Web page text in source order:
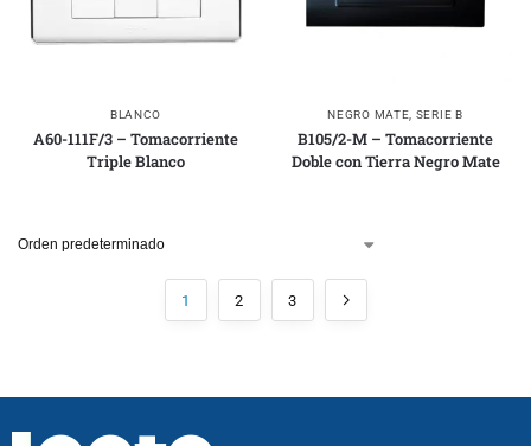
BLANCO
A60-111F/3 – Tomacorriente
Triple Blanco
NEGRO MATE SERIE B
B105/2-M – Tomacorriente
Doble con Tierra Negro Mate
1 2 3